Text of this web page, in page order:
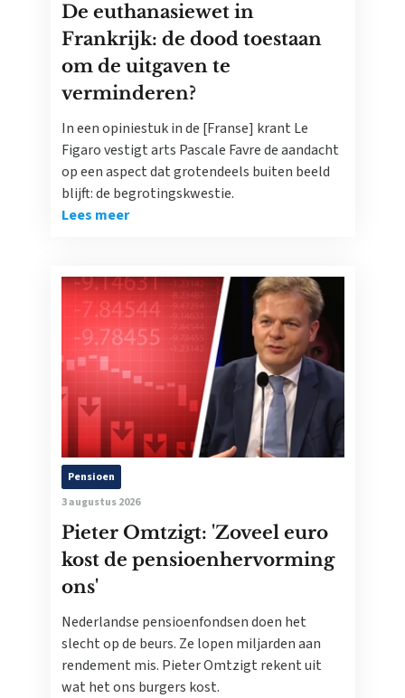
De euthanasiewet in
Frankrijk: de dood toestaan
om de uitgaven te
verminderen?
In een opiniestuk in de [Franse] krant Le
Figaro vestigt arts Pascale Favre de aandacht
op een aspect dat grotendeels buiten beeld
blijft: de begrotingskwestie.
Lees meer
Pensioen
3 augustus 2026
Pieter Omtzigt: 'Zoveel euro
kost de pensioenhervorming
ons'
Nederlandse pensioenfondsen doen het
slecht op de beurs. Ze lopen miljarden aan
rendement mis. Pieter Omtzigt rekent uit
wat het ons burgers kost.